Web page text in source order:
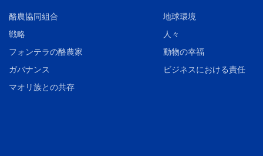
酪農協同組合
戦略
フォンテラの酪農家
ガバナンス
マオリ族との共存
地球環境
人々
動物の幸福
ビジネスにおける責任